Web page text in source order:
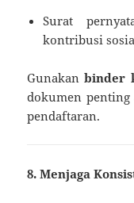
Surat
kontribusi
Gunakanbinder
dokumen penting
pendaftaran.
8. Menjaga